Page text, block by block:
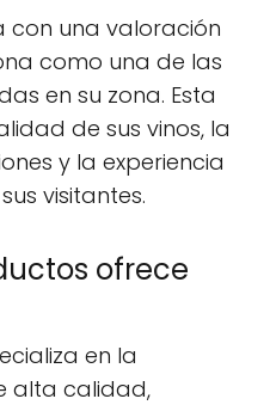
con una valoración
como una de las
en su zona. Esta
de sus vinos, la
y la experiencia
visitantes.
ofrece
en la
alta calidad,